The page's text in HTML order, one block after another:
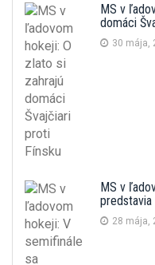
MS v
domáci
30 mája,
MS v
predstavia
28 mája,